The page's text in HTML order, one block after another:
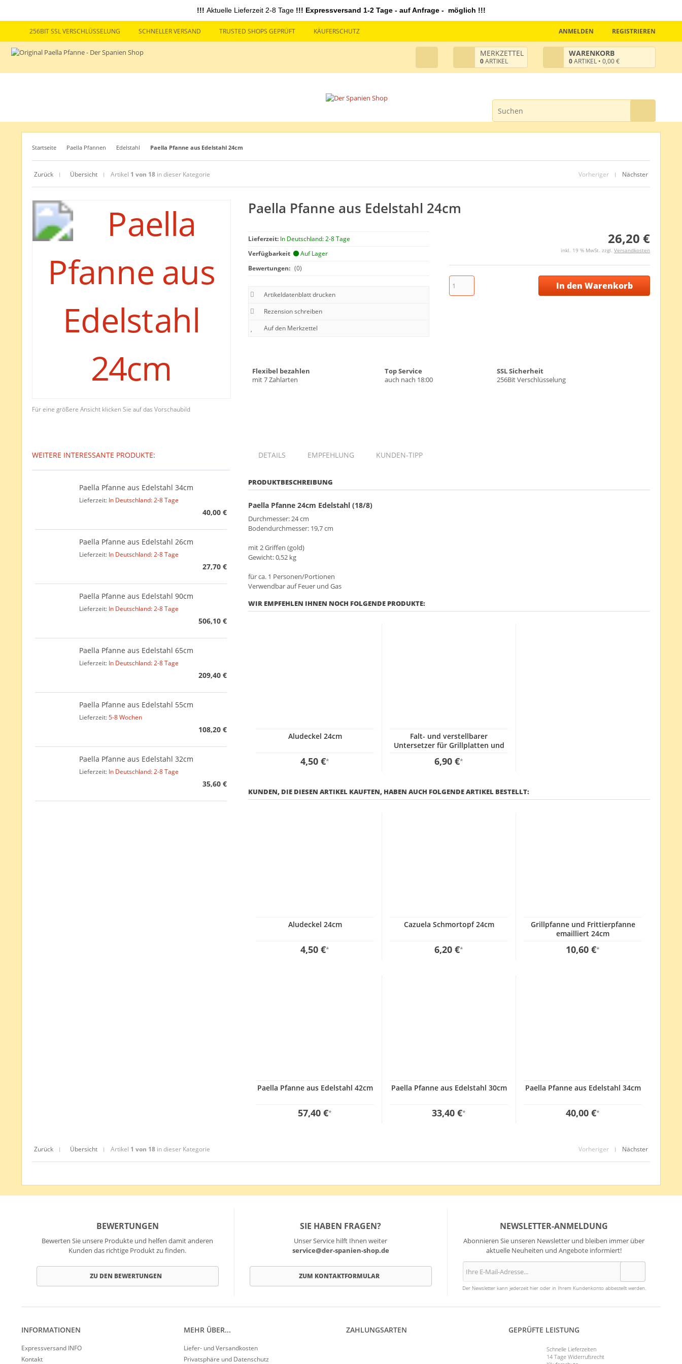
!!! Aktuelle Lieferzeit 2-8 Tage !!! Expressversand 1-2 Tage - auf Anfrage - möglich !!!
256BIT SSL VERSCHLÜSSELUNG SCHNELLER VERSAND TRUSTED SHOPS GEPRÜFT KÄUFERSCHUTZ REGISTRIEREN
ANMELDEN
WARENKORB
0ARTIKEL • 0,00 €
MERKZETTEL
0ARTIKEL
Startseite Paella Pfannen Edelstahl Paella Pfanne aus Edelstahl 24cm
Zurück | Übersicht | Artikel 1 von 18 in dieser Kategorie Vorheriger | Nächster
Für eine größere Ansicht klicken Sie auf das Vorschaubild
Paella Pfanne aus Edelstahl 24cm
Lieferzeit: In Deutschland: 2-8 Tage
Verfügbarkeit
Auf Lager
Bewertungen: (0)
Artikeldatenblatt drucken
Rezension schreiben
26,20 €
inkl. 19 % MwSt. zzgl. Versandkosten
In den Warenkorb
Flexibel bezahlen
mit 7 Zahlarten
Top Service
auch nach 18:00
SSL Sicherheit
256Bit Verschlüsselung
DETAILS EMPFEHLUNG KUNDEN-TIPP
PRODUKTBESCHREIBUNG
Paella Pfanne 24cm Edelstahl (18/8)
Durchmesser: 24 cm
Bodendurchmesser: 19,7 cm
mit 2 Griffen (gold)
Gewicht: 0,52 kg
für ca. 1 Personen/Portionen
Verwendbar auf Feuer und Gas
WIR EMPFEHLEN IHNEN NOCH FOLGENDE PRODUKTE:
Aludeckel 24cm
4,50 €*
Falt- und verstellbarer
Untersetzer für Grillplatten und
6,90 €*
KUNDEN, DIE DIESEN ARTIKEL KAUFTEN, HABEN AUCH FOLGENDE ARTIKEL BESTELLT:
Aludeckel 24cm
4,50 €*
Cazuela Schmortopf 24cm
6,20 €*
Grillpfanne und Frittierpfanne
emailliert 24cm
10,60 €*
Paella Pfanne aus Edelstahl 42cm
57,40 €*
Paella Pfanne aus Edelstahl 30cm
33,40 €*
Paella Pfanne aus Edelstahl 34cm
40,00 €*
WEITERE INTERESSANTE PRODUKTE:
Paella Pfanne aus Edelstahl 34cm
Lieferzeit: In Deutschland: 2-8 Tage
40,00 €
Paella Pfanne aus Edelstahl 26cm
Lieferzeit: In Deutschland: 2-8 Tage
27,70 €
Paella Pfanne aus Edelstahl 90cm
Lieferzeit: In Deutschland: 2-8 Tage
506,10 €
Paella Pfanne aus Edelstahl 65cm
Lieferzeit: In Deutschland: 2-8 Tage
209,40 €
Paella Pfanne aus Edelstahl 55cm
Lieferzeit:5-8 Wochen
108,20 €
Paella Pfanne aus Edelstahl 32cm
Lieferzeit: In Deutschland: 2-8 Tage
35,60 €
Zurück | Übersicht | Artikel 1 von 18 in dieser Kategorie Vorheriger | Nächster
BEWERTUNGEN
Bewerten Sie unsere Produkte und helfen damit anderen
Kunden das richtige Produkt zu finden.
ZU DEN BEWERTUNGEN
SIE HABEN FRAGEN?
Unser Service hilft Ihnen weiter
service@der-spanien-shop.de
ZUM KONTAKTFORMULAR
NEWSLETTER-ANMELDUNG
Abonnieren Sie unseren Newsletter und bleiben immer über
aktuelle Neuheiten und Angebote informiert!
Der Newsletter kann jederzeit hier oder in Ihrem Kundenkonto abbestellt werden.
INFORMATIONEN
Expressversand INFO
Kontakt
MEHR ÜBER...
Liefer- und Versandkosten
Privatsphäre und Datenschutz
ZAHLUNGSARTEN GEPRÜFTE LEISTUNG
Schnelle Lieferzeiten
14 Tage Widerrufsrecht